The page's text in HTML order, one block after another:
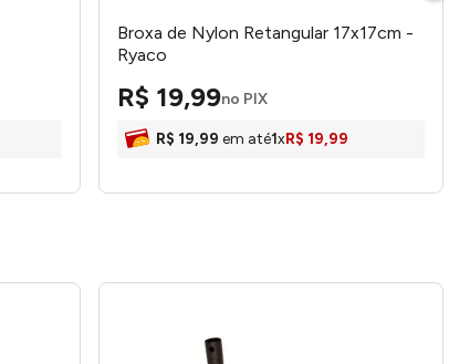
Broxa de Nylon Retangular 17x17cm -
Ryaco
R$ 19,99no PIX
R$ 19,99 em até1xR$ 19,99